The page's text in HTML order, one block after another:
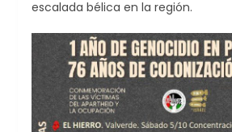
escalada bélica en la región.